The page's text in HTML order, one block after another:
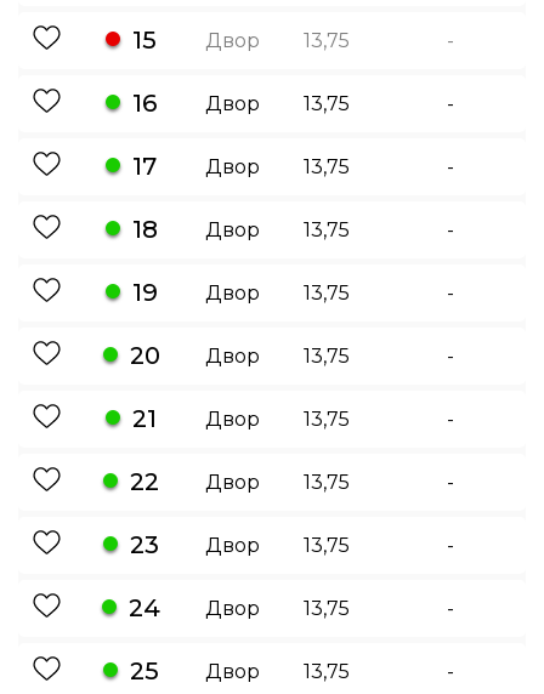
15 Двор 13,75 -
16 Двор 13,75 -
17 Двор 13,75 -
18 Двор 13,75 -
19 Двор 13,75 -
20 Двор 13,75 -
21 Двор 13,75 -
22 Двор 13,75 -
23 Двор 13,75 -
24 Двор 13,75 -
25 Двор 13,75 -